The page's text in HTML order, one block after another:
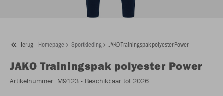
Terug Homepage Sportkleding JAKO Trainingspak polyester Power
JAKO Trainingspak polyester Power
Artikelnummer: M9123 - Beschikbaar tot 2026